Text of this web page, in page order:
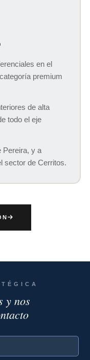
en el
premium
de alta
todo el eje
Pereira, y a
sector de Cerritos.
y nos